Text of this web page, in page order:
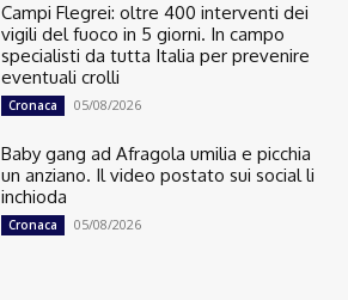
Campi Flegrei: oltre 400 interventi dei
vigili del fuoco in 5 giorni. In campo
specialisti da tutta Italia per prevenire
eventuali crolli
Cronaca 05/08/2026
Baby gang ad Afragola umilia e picchia
un anziano. Il video postato sui social li
inchioda
Cronaca 05/08/2026